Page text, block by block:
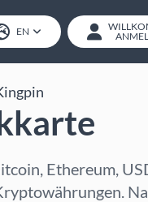
EN
Ethereum,